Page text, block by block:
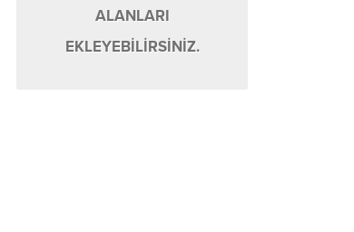
ALANLARI
EKLEYEBİLİRSİNİZ.